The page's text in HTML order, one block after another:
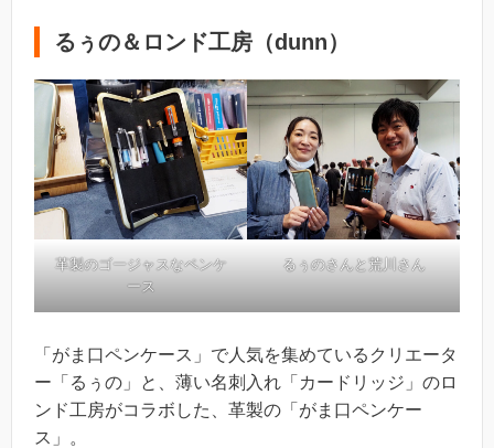
るぅの＆ロンド工房（dunn）
革製のゴージャスなペンケ
ース
るぅのさんと荒川さん
「がま口ペンケース」で人気を集めているクリエータ
ー「るぅの」と、薄い名刺入れ「カードリッジ」のロ
ンド工房がコラボした、革製の「がま口ペンケー
ス」。